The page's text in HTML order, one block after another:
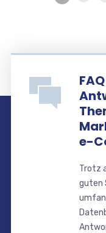
e-
Trotz
guten